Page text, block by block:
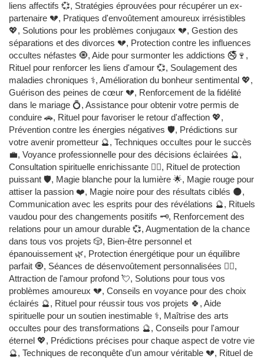
liens affectifs 💞, Stratégies éprouvées pour récupérer un ex-
partenaire 💔, Pratiques d'envoûtement amoureux irrésistibles
💖, Solutions pour les problèmes conjugaux 💔, Gestion des
séparations et des divorces 💔, Protection contre les influences
occultes néfastes 🧿, Aide pour surmonter les addictions 🚭🍷,
Rituel pour renforcer les liens d'amour 💞, Soulagement des
maladies chroniques ⚕️, Amélioration du bonheur sentimental 💖,
Guérison des peines de cœur 💔, Renforcement de la fidélité
dans le mariage 💍, Assistance pour obtenir votre permis de
conduire 🚗, Rituel pour favoriser le retour d'affection 💖,
Prévention contre les énergies négatives 🛡️, Prédictions sur
votre avenir prometteur 🔮, Techniques occultes pour le succès
💼, Voyance professionnelle pour des décisions éclairées 🔮,
Consultation spirituelle enrichissante 🧙‍♂️, Rituel de protection
puissant 🛡️, Magie blanche pour la lumière 🌟, Magie rouge pour
attiser la passion ❤️, Magie noire pour des résultats ciblés 🌑,
Communication avec les esprits pour des révélations 🔮, Rituels
vaudou pour des changements positifs 🗝️, Renforcement des
relations pour un amour durable 💞, Augmentation de la chance
dans tous vos projets 🎲, Bien-être personnel et
épanouissement 🌿, Protection énergétique pour un équilibre
parfait 🧿, Séances de désenvoûtement personnalisées 🧙‍♂️,
Attraction de l'amour profond 💘, Solutions pour tous vos
problèmes amoureux 💔, Conseils en voyance pour des choix
éclairés 🔮, Rituel pour réussir tous vos projets 🍀, Aide
spirituelle pour un soutien inestimable ⚕️, Maîtrise des arts
occultes pour des transformations 🔮, Conseils pour l'amour
éternel 💖, Prédictions précises pour chaque aspect de votre vie
🔮, Techniques de reconquête d'un amour véritable 💔, Rituel de